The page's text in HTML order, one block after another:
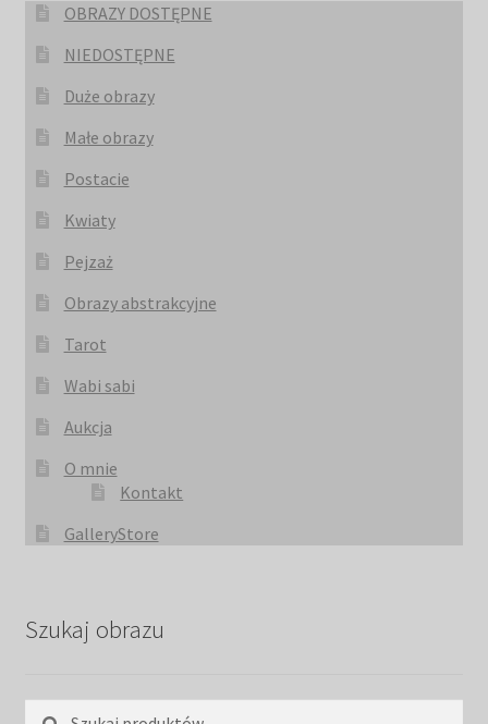
OBRAZY DOSTĘPNE
NIEDOSTĘPNE
Duże obrazy
Małe obrazy
Postacie
Kwiaty
Pejzaż
Obrazy abstrakcyjne
Tarot
Wabi sabi
Aukcja
O mnie
Kontakt
GalleryStore
Szukaj obrazu
Szukaj:
Szukaj